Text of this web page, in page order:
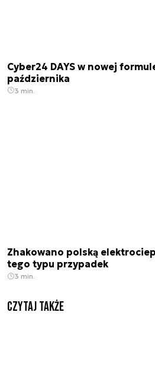
Cyber24 DAYS w nowej
października
3 min.
Zhakowano polską
tego typu przypadek
3 min.
Czytaj także